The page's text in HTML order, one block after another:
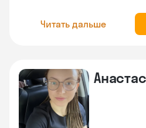
Читать дальше